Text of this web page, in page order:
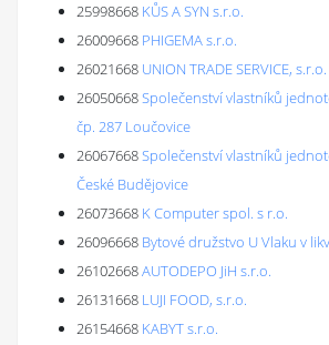
25998668 KŮS A SYN s.r.o.
26009668 PHIGEMA s.r.o.
26021668 UNION TRADE SERVICE, s.r.o.
26050668Společenství vlastníků
čp. 287 Loučovice
26067668Společenství vlastníků
České Budějovice
26073668 K Computer spol. s r.o.
26096668 Bytové družstvo U Vlaku v
26102668AUTODEPO JiH s.r.o.
26131668 LUJI FOOD, s.r.o.
26154668 KABYT s.r.o.